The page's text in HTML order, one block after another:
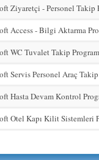
Ziyaretçi - Personel Takip
Access - Bilgi Aktarma
WC Tuvalet Takip
Servis Personel Araç Takip
Hasta Devam Kontrol
Otel Kapı Kilit Sistemleri